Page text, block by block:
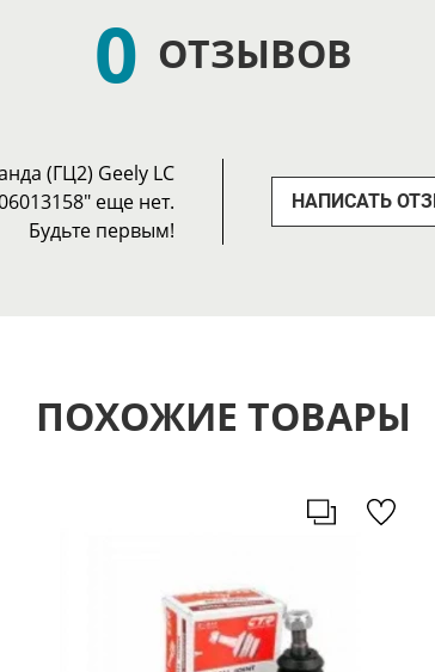
0 ОТЗЫВОВ
(ГЦ2) Geely LC
еще нет.
Будьте первым!
НАПИСАТЬ
ПОХОЖИЕ ТОВАРЫ